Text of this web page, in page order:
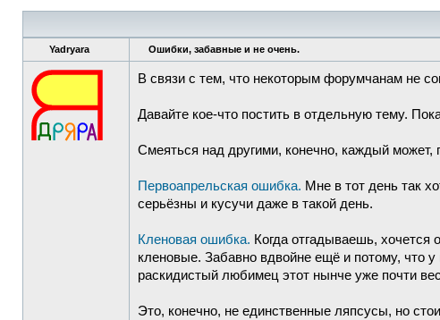
Yadryara Ошибки, забавные и не очень.
В связи с тем, что некоторым форумчанам не
Давайте кое-что постить в отдельную тему.
Смеяться над другими, конечно, каждый может,
Первоапрельская ошибка. Мне в тот день так
серьёзны и кусучи даже в такой день.
Кленовая ошибка. Когда отгадываешь, хочется
кленовые. Забавно вдвойне ещё и потому, что
раскидистый любимец этот нынче уже почти
Это, конечно, не единственные ляпсусы, но